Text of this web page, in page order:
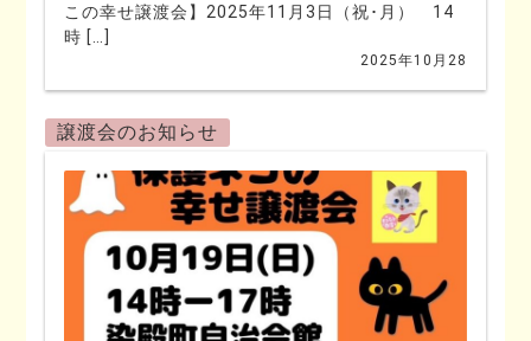
この幸せ譲渡会】2025年11月3日（祝･月） 14
時 […]
2025年10月28
譲渡会のお知らせ